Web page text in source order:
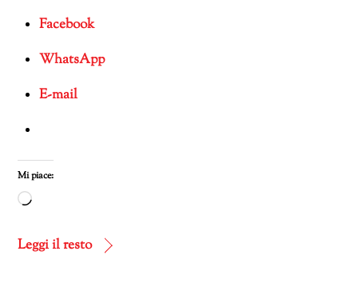
Facebook
WhatsApp
E-mail
Mi piace:
Caricamento
corso…
Leggi il resto